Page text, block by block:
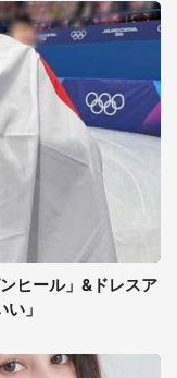
ヒール」&ドレスア
」